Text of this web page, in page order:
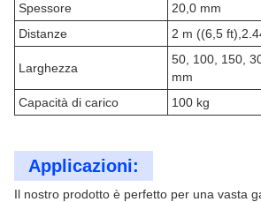
Spessore
20,0 mm
Distanze
2 m ((6,5
Larghezza
50, 100, 150,
mm
Capacità di carico
100 kg
Applicazioni:
Il nostro prodotto è perfetto per una vasta